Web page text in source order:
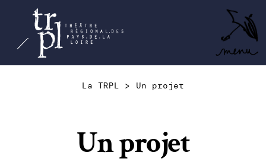
TRPL -
Théâtre
Régional
des Pays
Accéder
au
menu
La TRPL > Un projet
Un projet